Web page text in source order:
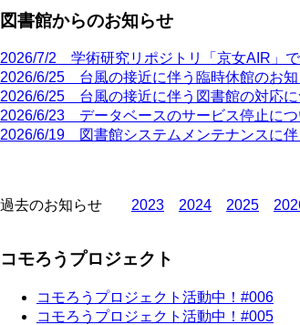
図書館からのお知らせ
2026/7/2 学術研究リポジトリ「京女AIR」
2026/6/25 台風の接近に伴う臨時休館のお
2026/6/25 台風の接近に伴う図書館の対応に
2026/6/23 データベースのサービス停止につ
2026/6/19 図書館システムメンテナンスに
ー
り
過去のお知らせ 2023 2024 2025
コモろうプロジェクト
コモろうプロジェクト活動中！#006
コモろうプロジェクト活動中！#005